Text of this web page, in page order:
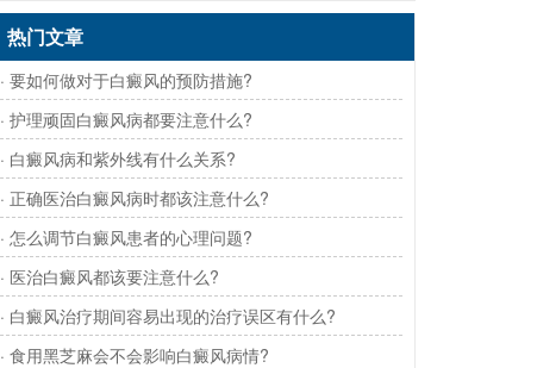
热门文章
· 要如何做对于白癜风的预防措施?
· 护理顽固白癜风病都要注意什么?
· 白癜风病和紫外线有什么关系?
· 正确医治白癜风病时都该注意什么?
· 怎么调节白癜风患者的心理问题?
· 医治白癜风都该要注意什么?
· 白癜风治疗期间容易出现的治疗误区有什么?
· 食用黑芝麻会不会影响白癜风病情?